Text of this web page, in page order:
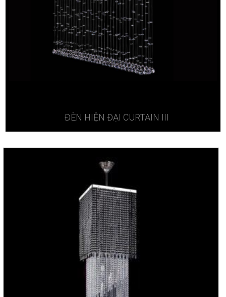
ĐÈN HIỆN ĐẠI CURTAIN III